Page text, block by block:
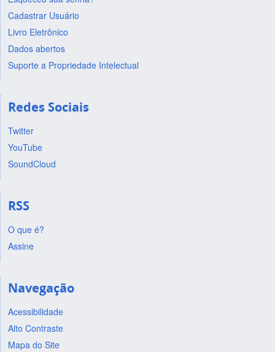
Cadastrar Usuário
Livro Eletrônico
Dados abertos
Suporte a Propriedade Intelectual
Redes Sociais
Twitter
YouTube
SoundCloud
RSS
O que é?
Assine
Navegação
Acessibilidade
Alto Contraste
Mapa do Site